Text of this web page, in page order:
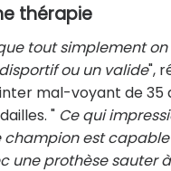
thérapie
tout simplement
ou un valide",
mal-voyant de 35
" Ce qui
champion est
une prothèse sauter